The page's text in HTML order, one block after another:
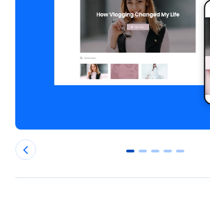
0 1 2 3 4